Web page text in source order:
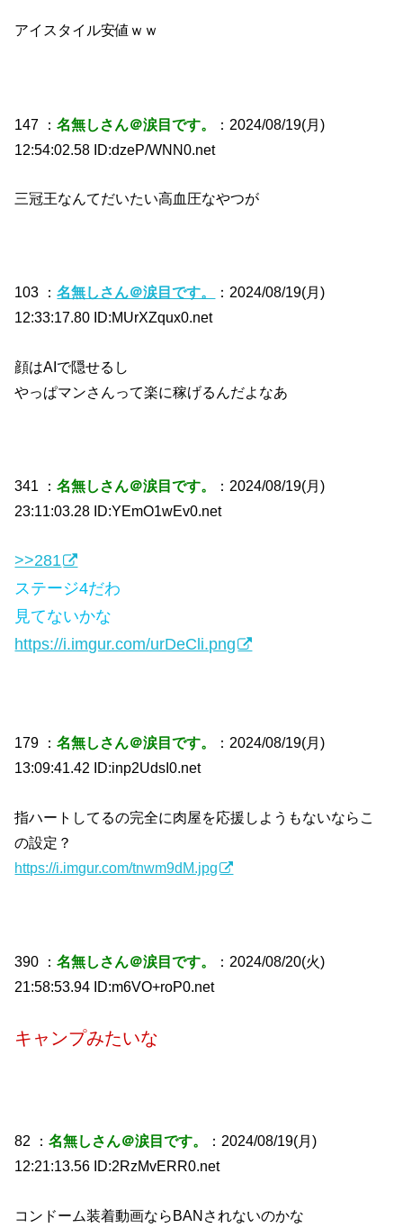
アイスタイル安値ｗｗ
147 ：名無しさん＠涙目です。
：2024/08/19(月)
12:54:02.58 ID:dzeP/WNN0.net
三冠王なんてだいたい高血圧なやつが
103 ：名無しさん＠涙目です。
：2024/08/19(月)
12:33:17.80 ID:MUrXZqux0.net
顔はAIで隠せるし
やっぱマンさんって楽に稼げるんだよなあ
341 ：名無しさん＠涙目です。
：2024/08/19(月)
23:11:03.28 ID:YEmO1wEv0.net
>>281
ステージ4だわ
見てないかな
https://i.imgur.com/urDeCli.png
179 ：名無しさん＠涙目です。
：2024/08/19(月)
13:09:41.42 ID:inp2UdsI0.net
指ハートしてるの完全に肉屋を応援しようもないならこ
の設定？
https://i.imgur.com/tnwm9dM.jpg
390 ：名無しさん＠涙目です。
：2024/08/20(火)
21:58:53.94 ID:m6VO+roP0.net
キャンプみたいな
82 ：名無しさん＠涙目です。
：2024/08/19(月)
12:21:13.56 ID:2RzMvERR0.net
コンドーム装着動画ならBANされないのかな